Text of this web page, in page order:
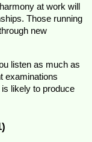
at work will
Those running
new
listen as much as
examinations
likely to produce